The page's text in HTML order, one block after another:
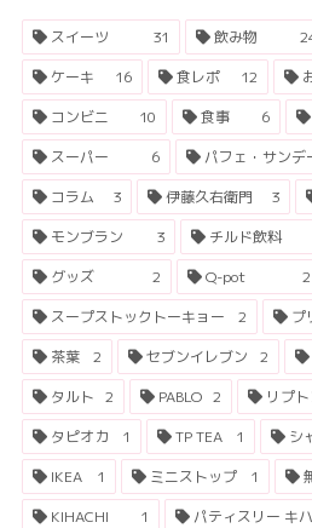
スイーツ 31 飲み物
ケーキ
16 食レポ 12
コンビニ
10 食事 6
スーパー
6 パフェ・サンデ
コラム
3 伊藤久右衛門 3
モンブラン
3 チルド飲料
グッズ
2 Q-pot 2
スープストックトーキョー
2 プ
茶葉
2 セブンイレブン 2
タルト 2 PABLO 2 リプ
タピオカ
1 TP TEA 1 シ
IKEA
1 ミニストップ 1
KIHACHI
1 パティスリー キ